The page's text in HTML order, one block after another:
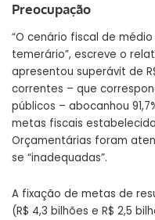
Preocupação
“O cenário fiscal de
temerário”, escreve o
apresentou superávit de
correntes – que
públicos – abocanhou
metas fiscais
Orçamentárias foram
se “inadequadas”.
A fixação de metas de
(R$ 4,3 bilhões e R$ 2,5